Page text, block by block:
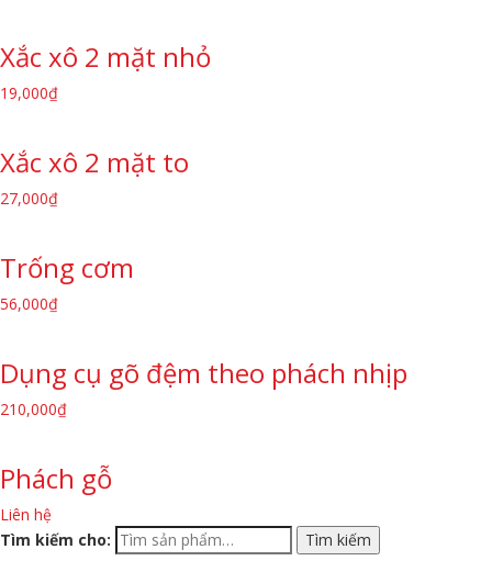
Xắc xô 2 mặt nhỏ
19,000₫
Xắc xô 2 mặt to
27,000₫
Trống cơm
56,000₫
Dụng cụ gõ đệm theo phách nhịp
210,000₫
Phách gỗ
Liên hệ
Tìm kiếm cho: